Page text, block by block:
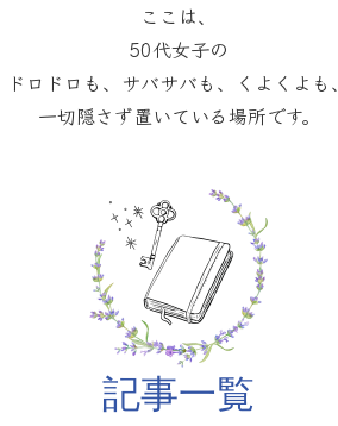
ここは、
50代女子の
ドロドロも、サバサバも、くよくよも、
一切隠さず置いている場所です。
記事一覧